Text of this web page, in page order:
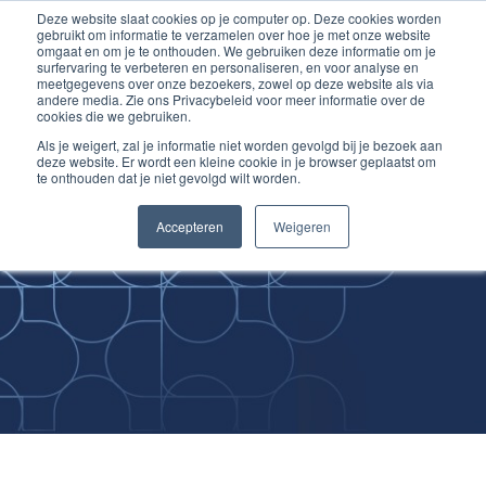
Deze website slaat cookies op je computer op. Deze cookies worden
gebruikt om informatie te verzamelen over hoe je met onze website
omgaat en om je te onthouden. We gebruiken deze informatie om je
surfervaring te verbeteren en personaliseren, en voor analyse en
meetgegevens over onze bezoekers, zowel op deze website als via
andere media. Zie ons Privacybeleid voor meer informatie over de
cookies die we gebruiken.
Als je weigert, zal je informatie niet worden gevolgd bij je bezoek aan
deze website. Er wordt een kleine cookie in je browser geplaatst om
te onthouden dat je niet gevolgd wilt worden.
Accepteren Weigeren
Inloggen account
Ga
naar
de
inhoud
Improving
Medical Skills